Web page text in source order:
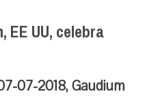
EE UU, celebra
07-2018, Gaudium